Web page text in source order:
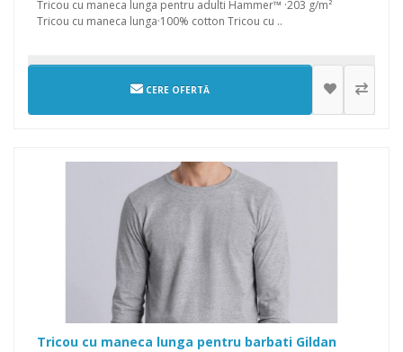
Tricou cu maneca lunga pentru adulti Hammer™ ·203 g/m²
Tricou cu maneca lunga·100% cotton Tricou cu ..
CERE OFERTĂ
Tricou cu maneca lunga pentru barbati Gildan